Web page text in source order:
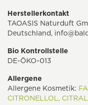
Herstellerkontakt
TAOASIS Naturduft
Deutschland,
Bio Kontrollstelle
DE-ÖKO-013
Allergene
Allergene Kosmetik:
CITRONELLOL,